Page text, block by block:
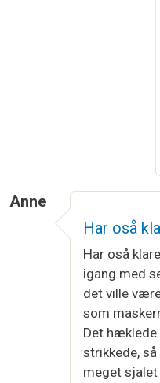
Anne
Har oså
Har oså
igang med
det ville
som
Det hæklede
strikkede,
meget